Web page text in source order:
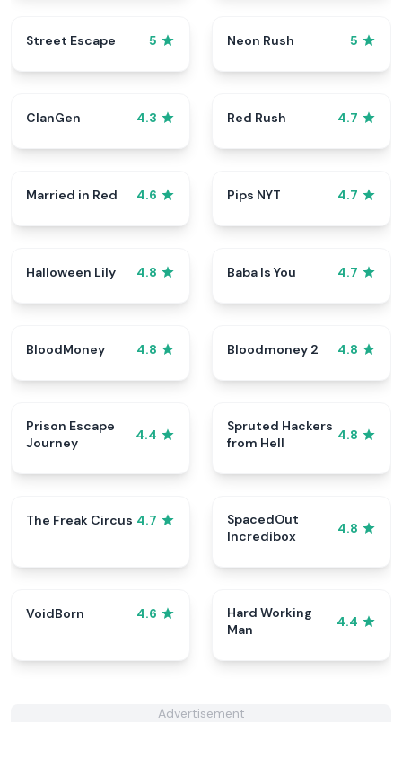
Street Escape 5 Neon Rush 5
ClanGen 4.3 Red Rush 4.7
Married in Red 4.6 Pips NYT 4.7
Halloween Lily 4.8 Baba Is You 4.7
BloodMoney 4.8 Bloodmoney 2 4.8
Prison Escape
Journey
4.4
Spruted Hackers
from Hell
4.8
The Freak Circus 4.7
SpacedOut
Incredibox
4.8
VoidBorn 4.6
Hard Working
Man
4.4
Advertisement